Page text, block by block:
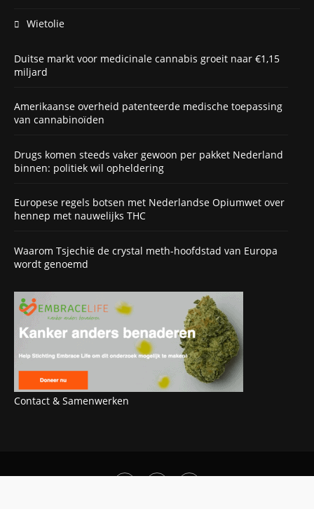
Wietolie
Duitse markt voor medicinale cannabis groeit naar €1,15
miljard
Amerikaanse overheid patenteerde medische toepassing
van cannabinoïden
Drugs komen steeds vaker gewoon per pakket Nederland
binnen: politiek wil opheldering
Europese regels botsen met Nederlandse Opiumwet over
hennep met nauwelijks THC
Waarom Tsjechië de crystal meth-hoofdstad van Europa
wordt genoemd
Contact & Samenwerken